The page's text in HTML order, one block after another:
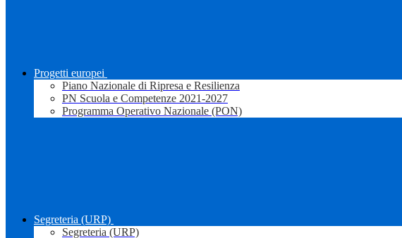
Progetti europei
Piano Nazionale di Ripresa e Resilienza
PN Scuola e Competenze 2021-2027
Programma Operativo Nazionale (PON)
Segreteria (URP)
Segreteria (URP)